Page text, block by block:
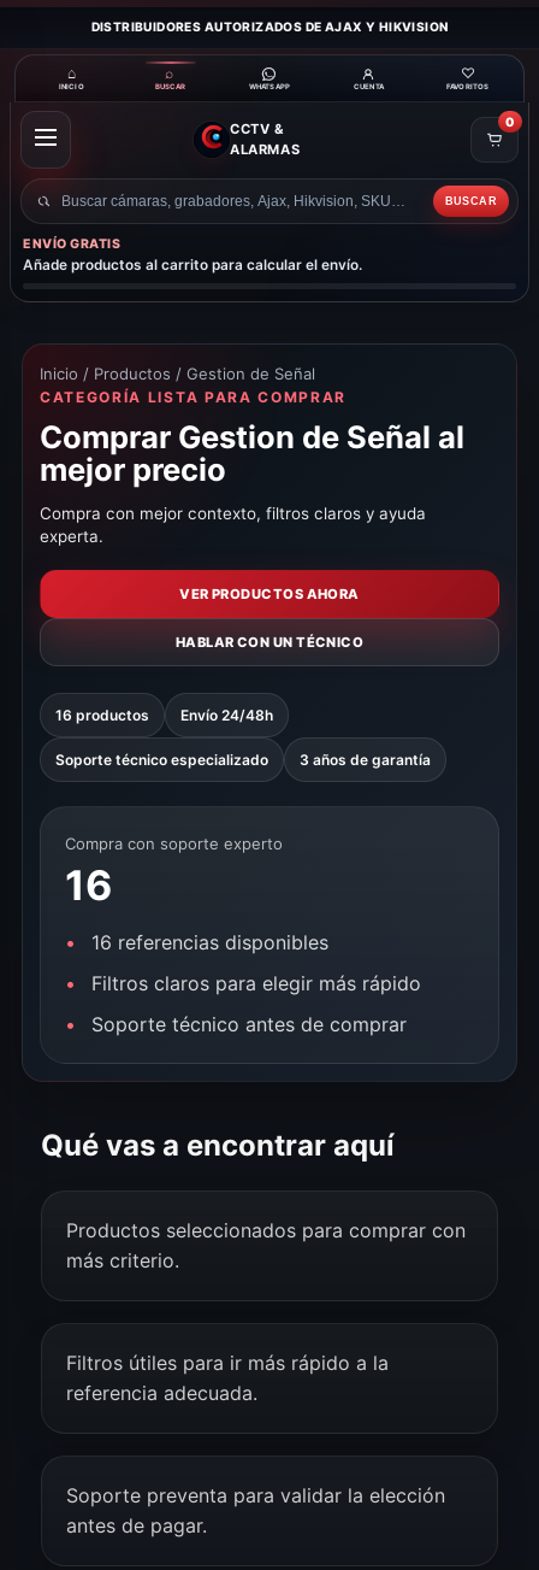
DISTRIBUIDORES AUTORIZADOS DE AJAX Y HIKVISION
⌂
INICIO
⌕
BUSCAR WHATSAPP CUENTA
♡
FAVORITOS
ABRIR
MENÚ
CCTV &
ALARMAS
Buscar
productos
BUSCAR
0
ENVÍO GRATIS
Añade productos al carrito para calcular el envío.
Inicio / Productos / Gestion de Señal
CATEGORÍA LISTA PARA COMPRAR
Comprar Gestion de Señal al
mejor precio
Compra con mejor contexto, filtros claros y ayuda
experta.
VER PRODUCTOS AHORA
HABLAR CON UN TÉCNICO
16 productos Envío 24/48h
Soporte técnico especializado 3 años de garantía
Compra con soporte experto
16
16 referencias disponibles
Filtros claros para elegir más rápido
Soporte técnico antes de comprar
Qué vas a encontrar aquí
Productos seleccionados para comprar con
más criterio.
Filtros útiles para ir más rápido a la
referencia adecuada.
Soporte preventa para validar la elección
antes de pagar.